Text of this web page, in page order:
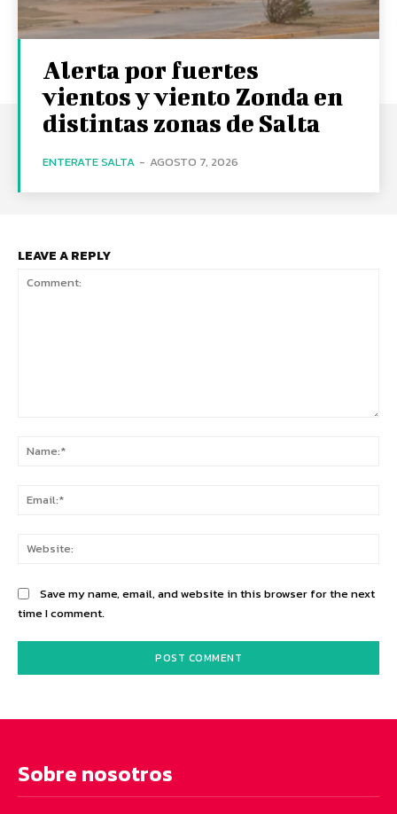
Alerta por fuertes
vientos y viento Zonda en
distintas zonas de Salta
ENTERATE SALTA - AGOSTO 7, 2026
LEAVE A REPLY
Save my name, email, and website in this browser for the next
time I comment.
Sobre nosotros